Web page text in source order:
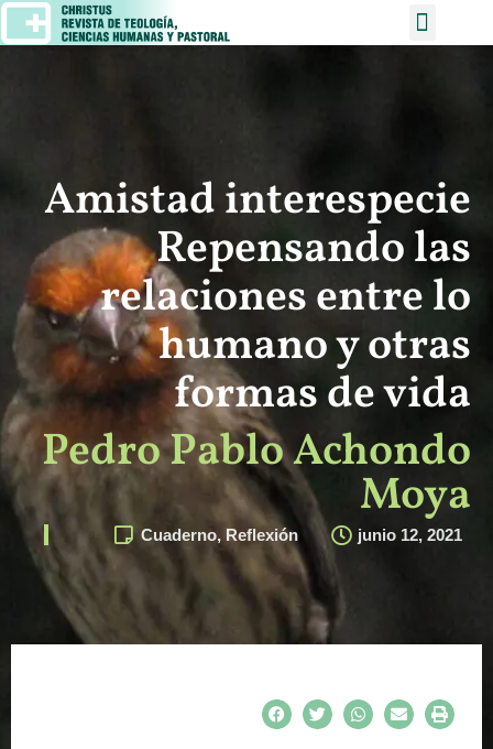
Amistad interespecie
Repensando las
relaciones entre lo
humano y otras
formas de vida
Pedro Pablo Achondo
Moya
Cuaderno, Reflexión junio 12, 2021